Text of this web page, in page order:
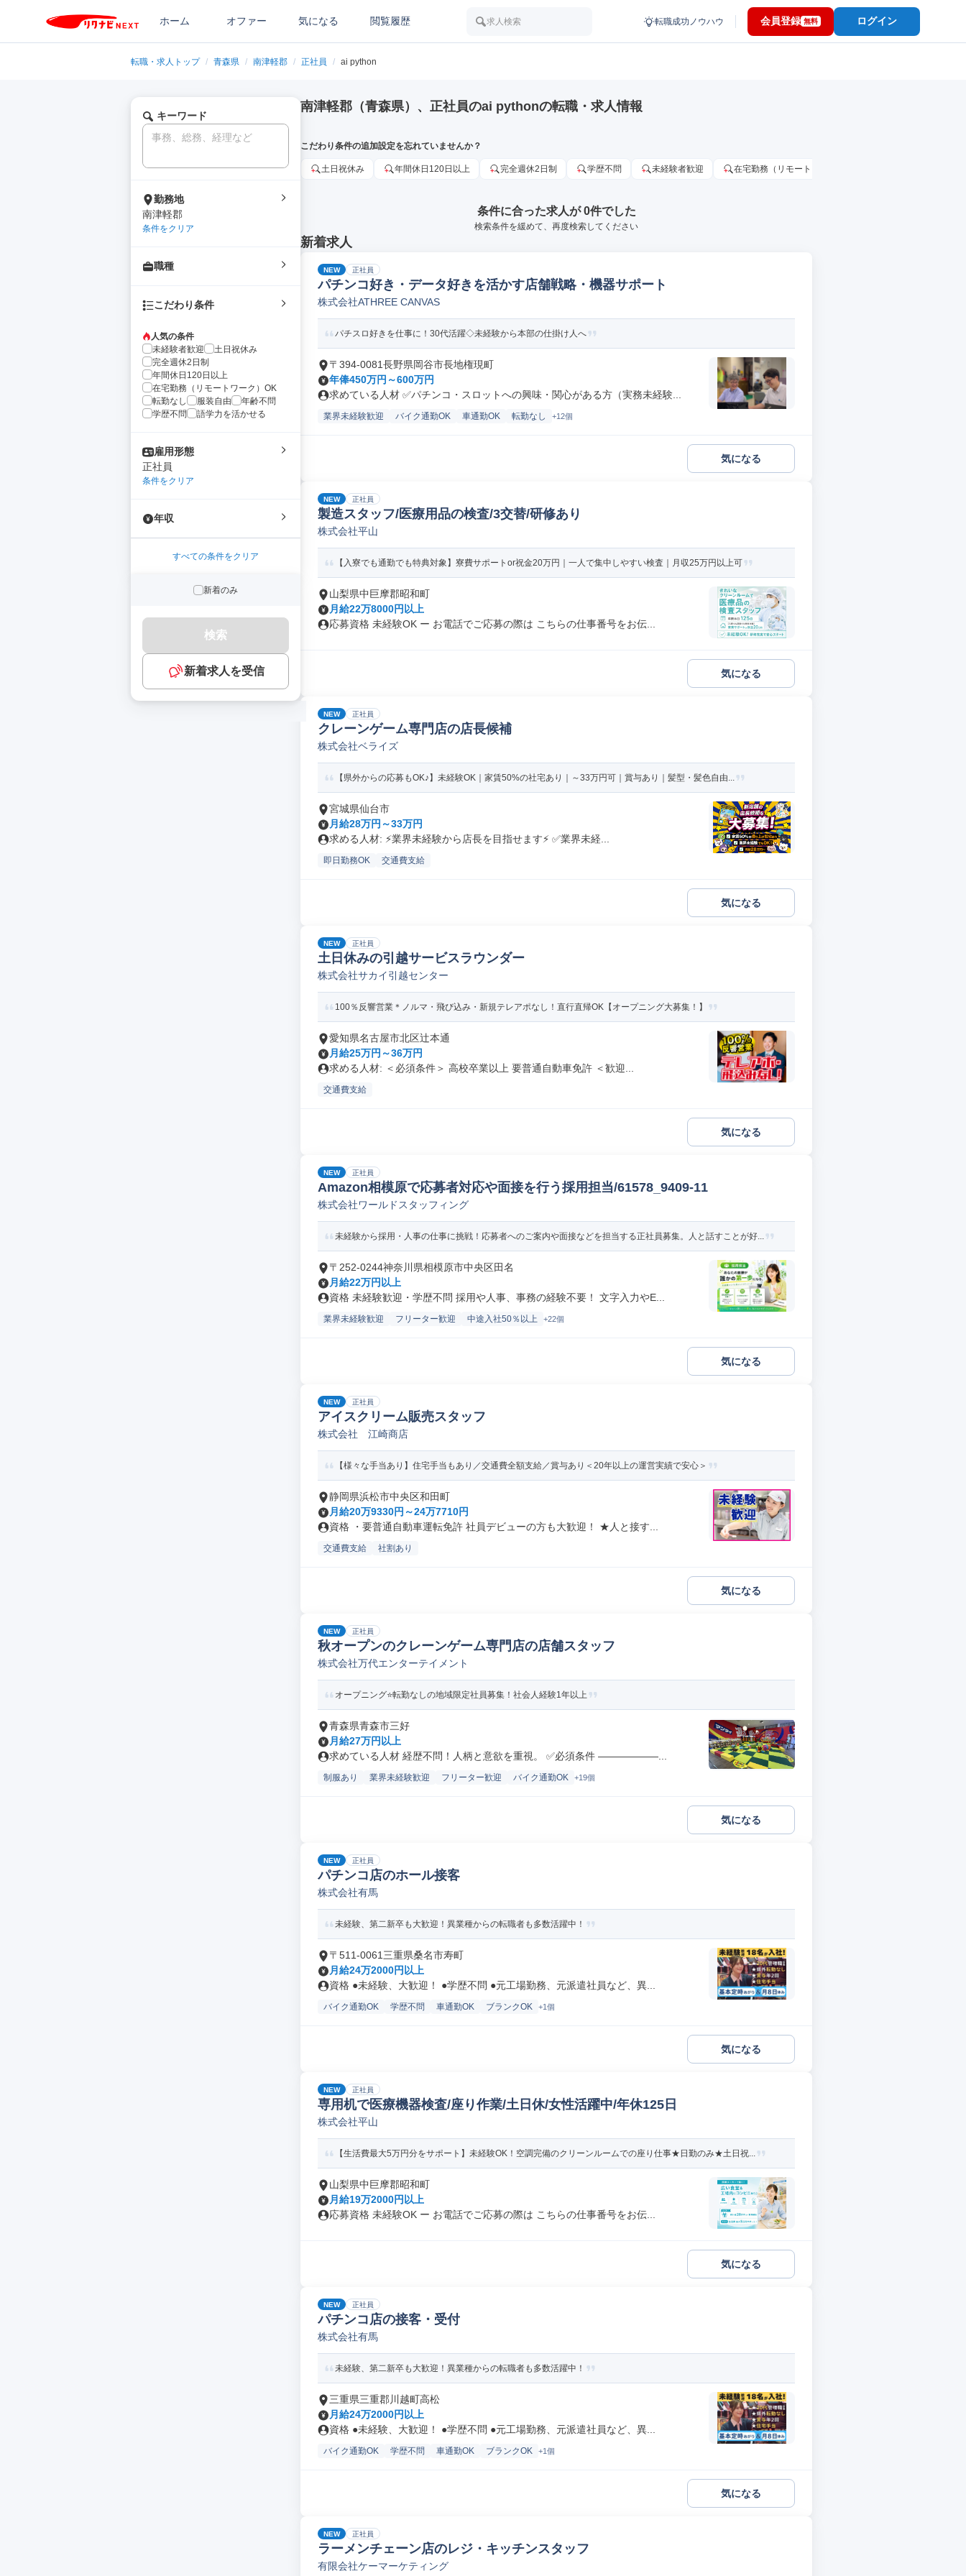
ホーム オファー 気になる 閲覧履歴 求人検索 転職成功ノウハウ 会員登録 無料 ログイン
転職・求人トップ / 青森県 / 南津軽郡 / 正社員 / ai python
キーワード
勤務地
南津軽郡
条件をクリア
職種
こだわり条件
人気の条件
未経験者歓迎
土日祝休み
完全週休2日制
年間休日120日以上
在宅勤務（リモートワーク）OK
転勤なし
服装自由
年齢不問
学歴不問
語学力を活かせる
雇用形態
正社員
条件をクリア
年収
すべての条件をクリア
新着のみ
検索
新着求人を受信
南津軽郡（青森県）、正社員のai pythonの転職・求人情報
こだわり条件の追加設定を忘れていませんか？
土日祝休み 年間休日120日以上 完全週休2日制 学歴不問 未経験者歓迎 在宅勤務（リモートワーク）OK
条件に合った求人が 0件でした
検索条件を緩めて、再度検索してください
新着求人
NEW 正社員
パチンコ好き・データ好きを活かす店舗戦略・機器サポート
株式会社ATHREE CANVAS
パチスロ好きを仕事に！30代活躍◇未経験から本部の仕掛け人へ
〒394-0081長野県岡谷市長地権現町
年俸450万円～600万円
求めている人材 ✅パチンコ・スロットへの興味・関心がある方（実務未経験...
業界未経験歓迎 バイク通勤OK 車通勤OK 転勤なし +12個
気になる
NEW 正社員
製造スタッフ/医療用品の検査/3交替/研修あり
株式会社平山
【入寮でも通勤でも特典対象】寮費サポートor祝金20万円｜一人で集中しやすい検査｜月収25万円以上可
山梨県中巨摩郡昭和町
月給22万8000円以上
応募資格 未経験OK ー お電話でご応募の際は こちらの仕事番号をお伝...
気になる
NEW 正社員
クレーンゲーム専門店の店長候補
株式会社ベライズ
【県外からの応募もOK♪】未経験OK｜家賃50%の社宅あり｜～33万円可｜賞与あり｜髪型・髪色自由...
宮城県仙台市
月給28万円～33万円
求める人材: ⚡️業界未経験から店長を目指せます⚡️ ✅️業界未経...
即日勤務OK 交通費支給
気になる
NEW 正社員
土日休みの引越サービスラウンダー
株式会社サカイ引越センター
100％反響営業＊ノルマ・飛び込み・新規テレアポなし！直行直帰OK【オープニング大募集！】
愛知県名古屋市北区辻本通
月給25万円～36万円
求める人材: ＜必須条件＞ 高校卒業以上 要普通自動車免許 ＜歓迎...
交通費支給
気になる
NEW 正社員
Amazon相模原で応募者対応や面接を行う採用担当/61578_9409-11
株式会社ワールドスタッフィング
未経験から採用・人事の仕事に挑戦！応募者へのご案内や面接などを担当する正社員募集。人と話すことが好...
〒252-0244神奈川県相模原市中央区田名
月給22万円以上
資格 未経験歓迎・学歴不問 採用や人事、事務の経験不要！ 文字入力やE...
業界未経験歓迎 フリーター歓迎 中途入社50％以上 +22個
気になる
NEW 正社員
アイスクリーム販売スタッフ
株式会社 江崎商店
【様々な手当あり】住宅手当もあり／交通費全額支給／賞与あり＜20年以上の運営実績で安心＞
静岡県浜松市中央区和田町
月給20万9330円～24万7710円
資格 ・要普通自動車運転免許 社員デビューの方も大歓迎！ ★人と接す...
交通費支給 社割あり
気になる
NEW 正社員
秋オープンのクレーンゲーム専門店の店舗スタッフ
株式会社万代エンターテイメント
オープニング⭐転勤なしの地域限定社員募集！社会人経験1年以上
青森県青森市三好
月給27万円以上
求めている人材 経歴不問！人柄と意欲を重視。 ✅必須条件 ――――――...
制服あり 業界未経験歓迎 フリーター歓迎 バイク通勤OK +19個
気になる
NEW 正社員
パチンコ店のホール接客
株式会社有馬
未経験、第二新卒も大歓迎！異業種からの転職者も多数活躍中！
〒511-0061三重県桑名市寿町
月給24万2000円以上
資格 ●未経験、大歓迎！ ●学歴不問 ●元工場勤務、元派遣社員など、異...
バイク通勤OK 学歴不問 車通勤OK ブランクOK +1個
気になる
NEW 正社員
専用机で医療機器検査/座り作業/土日休/女性活躍中/年休125日
株式会社平山
【生活費最大5万円分をサポート】未経験OK！空調完備のクリーンルームでの座り仕事★日勤のみ★土日祝...
山梨県中巨摩郡昭和町
月給19万2000円以上
応募資格 未経験OK ー お電話でご応募の際は こちらの仕事番号をお伝...
気になる
NEW 正社員
パチンコ店の接客・受付
株式会社有馬
未経験、第二新卒も大歓迎！異業種からの転職者も多数活躍中！
三重県三重郡川越町高松
月給24万2000円以上
資格 ●未経験、大歓迎！ ●学歴不問 ●元工場勤務、元派遣社員など、異...
バイク通勤OK 学歴不問 車通勤OK ブランクOK +1個
気になる
NEW 正社員
ラーメンチェーン店のレジ・キッチンスタッフ
有限会社ケーマーケティング